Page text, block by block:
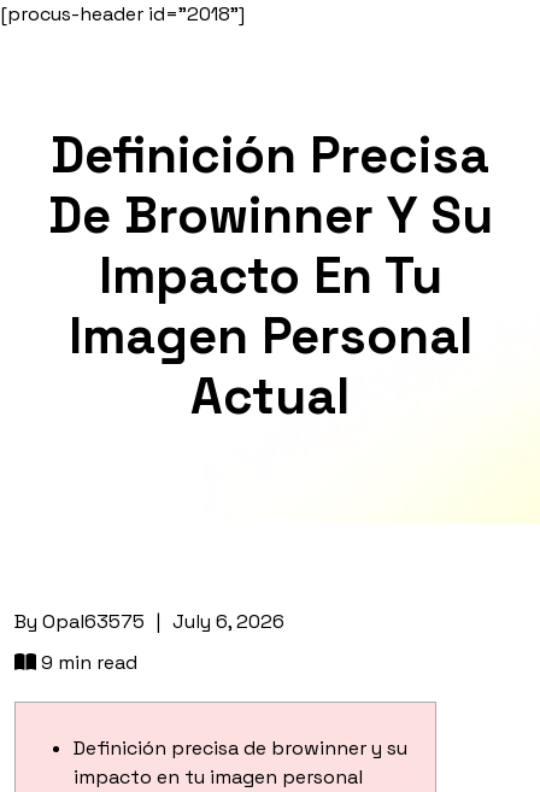
Skip
[procus-header id="2018"]
Definición Precisa
De Browinner Y Su
Impacto En Tu
Imagen Personal
Actual
By Opal63575 | July 6, 2026
9 min read
Definición precisa de browinner y su
impacto en tu imagen personal